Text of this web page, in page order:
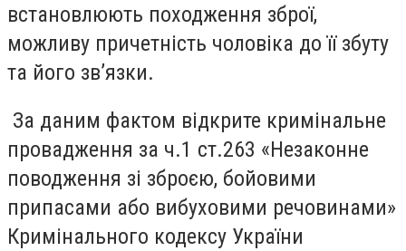
встановлюють походження зброї,
можливу причетність чоловіка до її збуту
та його зв’язки.
За даним фактом відкрите кримінальне
провадження за ч.1 ст.263 «Незаконне
поводження зі зброєю, бойовими
припасами або вибуховими речовинами»
Кримінального кодексу України